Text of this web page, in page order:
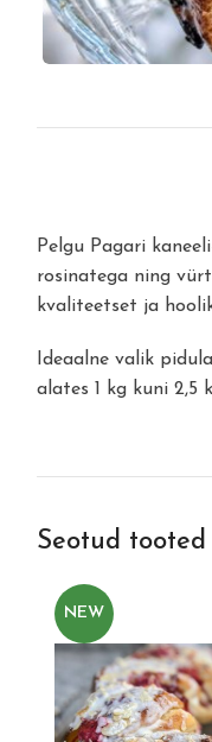
Pelgu Pagari
rosinatega ning
kvaliteetset ja
Ideaalne valik
alates 1 kg kuni 2,5
Seotud tooted
NEW